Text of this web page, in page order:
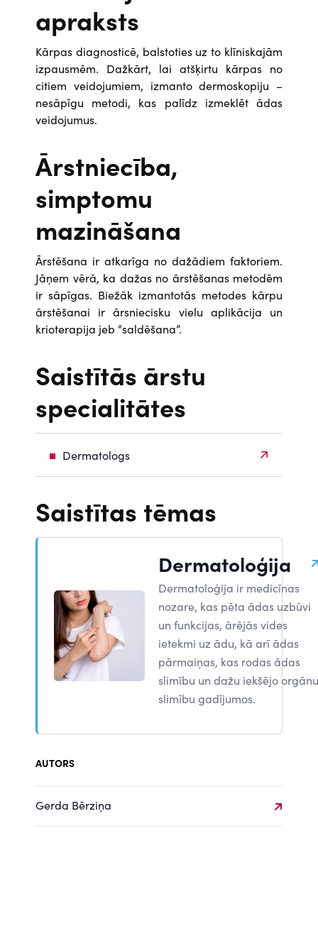
apraksts
Kārpas diagnosticē, balstoties uz to klīniskajām
izpausmēm. Dažkārt, lai atšķirtu kārpas no
citiem veidojumiem, izmanto dermoskopiju –
nesāpīgu metodi, kas palīdz izmeklēt ādas
veidojumus.
Ārstniecība,
simptomu
mazināšana
Ārstēšana ir atkarīga no dažādiem faktoriem.
Jāņem vērā, ka dažas no ārstēšanas metodēm
ir sāpīgas. Biežāk izmantotās metodes kārpu
ārstēšanai ir ārsniecisku vielu aplikācija un
krioterapija jeb “saldēšana”.
Saistītās ārstu
specialitātes
Dermatologs
Saistītas tēmas
Dermatoloģija
Dermatoloģija ir medicīnas
nozare, kas pēta ādas uzbūvi
un funkcijas, ārējās vides
ietekmi uz ādu, kā arī ādas
pārmaiņas, kas rodas ādas
slimību un dažu iekšējo orgānu
slimību gadījumos.
AUTORS
Gerda Bērziņa